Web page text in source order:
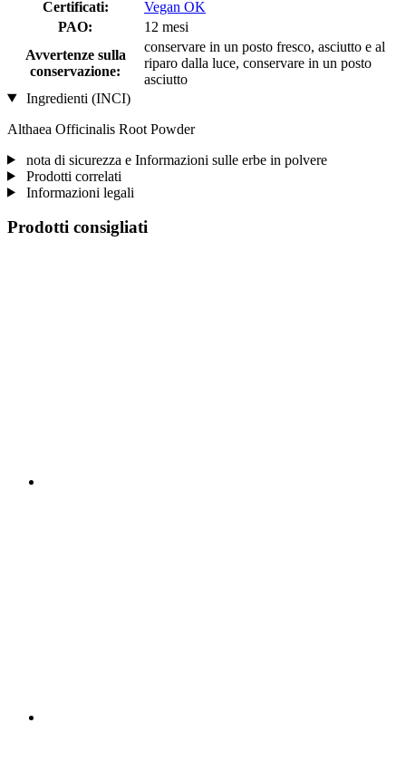
Certificati:
Vegan OK
PAO:
12 mesi
Avvertenze sulla
conservazione:
conservare in un posto fresco, asciutto e al
riparo dalla luce, conservare in un posto
asciutto
Ingredienti (INCI)
Althaea Officinalis Root Powder
nota di sicurezza e Informazioni sulle erbe in polvere
Prodotti correlati
Informazioni legali
Prodotti consigliati